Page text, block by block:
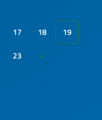
17 18
19
23 »